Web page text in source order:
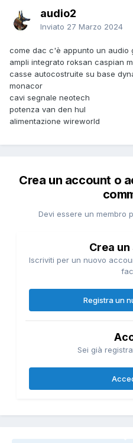
audio2
Inviato 27 Marzo 2024
come dac c'è appunto un audio
ampli integrato roksan caspian
casse autocostruite su base
monacor
cavi segnale neotech
potenza van den hul
alimentazione wireworld
Crea un account o
Devi essere un membro
Crea
Iscriviti per un nuovo
Registra un
Sei già